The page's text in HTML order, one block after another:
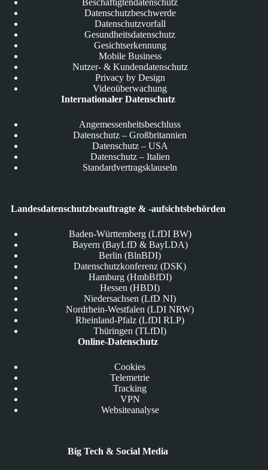
Datenschutzbeschwerde
Datenschutzvorfall
Gesundheitsdatenschutz
Gesichtserkennung
Mobile Business
Nutzer- & Kundendatenschutz
Privacy by Design
Videoüberwachung
Internationaler Datenschutz
Angemessenheitsbeschluss
Datenschutz – Großbritannien
Datenschutz – USA
Datenschutz – Italien
Standardvertragsklauseln
Landesdatenschutzbeauftragte & -aufsichtsbehörden
Baden-Württemberg (LfDI BW)
Bayern (BayLfD & BayLDA)
Berlin (BlnBDI)
Datenschutzkonferenz (DSK)
Hamburg (HmbBfDI)
Hessen (HBDI)
Niedersachsen (LfD NI)
Nordrhein-Westfalen (LDI NRW)
Rheinland-Pfalz (LfDI RLP)
Thüringen (TLfDI)
Online-Datenschutz
Cookies
Telemetrie
Tracking
VPN
Websiteanalyse
Big Tech & Social Media